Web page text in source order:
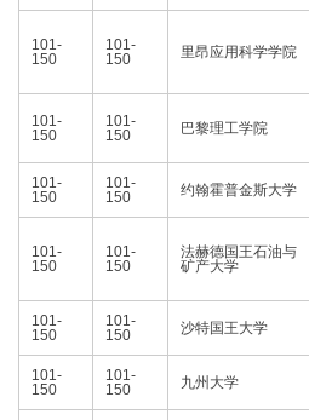
101-
150
101-
150
里昂应用科学学院
101-
150
101-
150
巴黎理工学院
101-
150
101-
150
约翰霍普金斯大学
101-
150
101-
150
法赫德国王石油与
矿产大学
101-
150
101-
150
沙特国王大学
101-
150
101-
150
九州大学